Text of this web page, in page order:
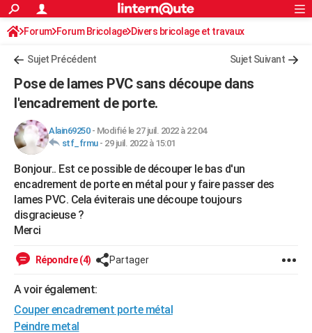
ACTUALITÉS
Politique
Société
Faits Divers
Education
Monde
Villes
+
Programme TV
TNTStreaming
Cinéma
Sorties cinéma
Musique
+FINANCE
Retraite
Impôts
Epargne
Immobilier
Risques naturels par ville
Banque
Assurance
Crédit
AUTO
Essais
Réserver un essai
Citadines
Berlines
SUV
Forum auto
HIGH-TECH
Mobiles
Meilleur smartphone
Internet
Ordinateurs
Jeux vidéo
Guide high-tech
+BRICOLAGE
Forum
Aménagement intérieur
Extérieur
Cuisine
Salle de bains
Jardinage
Rangement
WEEK-END
Art de vivre
Bien-être
Loisirs
ModeModes de vie
Alimentation
Guide de la santé
Médicaments
Destinations
City break
Voyage nature
Voyage de noces
Forum
Climat
PHOTO
Rechercher
S'inscrire
Connexion
Forum Forum Bricolage Divers bricolage et travaux
Sujet Précédent Sujet Suivant
Pose de lames PVC sans découpe dans
l'encadrement de porte.
Alain69250- Modifié le 27 juil. 2022 à 22:04
stf_frmu- 29 juil. 2022 à 15:01
Bonjour.. Est ce possible de découper le bas d'un
encadrement de porte en métal pour y faire passer des
lames PVC. Cela éviterais une découpe toujours
disgracieuse ?
Merci
Répondre (4) Partager
A voir également:
Couper encadrement porte métal
Peindre metal